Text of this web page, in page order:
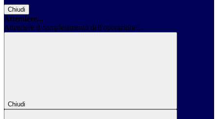
Chiudi
Attendere...
Attendere il completamento dell'operazione...
Chiudi